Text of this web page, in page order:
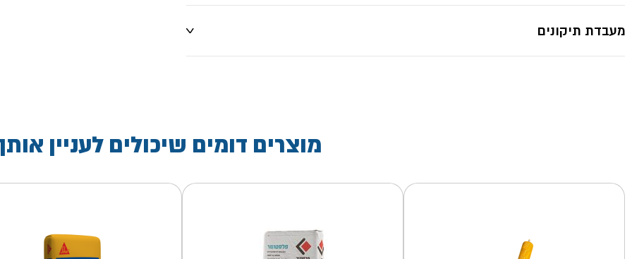
מעבדת תיקונים
מוצרים דומים שיכולים לעניין